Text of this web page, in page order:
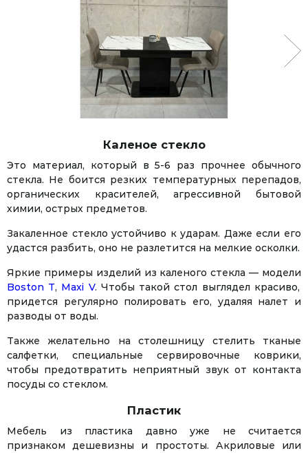
Каленое стекло
Это материал, который в 5-6 раз прочнее обычного
стекла. Не боится резких температурных перепадов,
органических красителей, агрессивной бытовой
химии, острых предметов.
Закаленное стекло устойчиво к ударам. Даже если его
удастся разбить, оно не разлетится на мелкие осколки.
Яркие примеры изделий из каленого стекла — модели
Boston Т, Maxi V. Чтобы такой стол выглядел красиво,
придется регулярно полировать его, удаляя налет и
разводы от воды.
Также желательно на столешницу стелить тканые
салфетки, специальные сервировочные коврики,
чтобы предотвратить неприятный звук от контакта
посуды со стеклом.
Пластик
Мебель из пластика давно уже не считается
признаком дешевизны и простоты. Акриловые или